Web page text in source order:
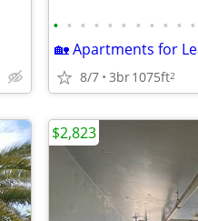
• • • • • • • • • • •
8/7 3br1075ft2
$2,823